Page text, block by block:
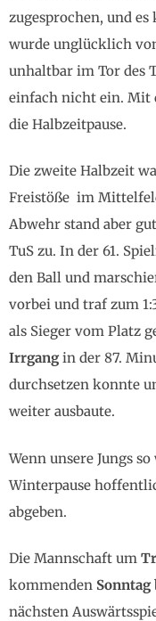
zugesprochen, und
wurde unglücklich
unhaltbar im Tor des
einfach nicht ein. Mit
die Halbzeitpause.
Die zweite Halbzeit
Freistöße im
Abwehr stand aber
TuS zu. In der 61.
den Ball und
vorbei und traf zum
als Sieger vom Platz
Irrgangin der 87.
durchsetzen konnte
weiter ausbaute.
Wenn unsere Jungs
Winterpause
abgeben.
Die Mannschaft um
kommenden Sonntag
nächsten